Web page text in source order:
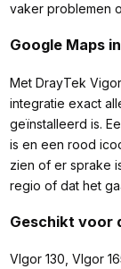
vaker problemen
Google Maps
Met DrayTek
integratie exact
geïnstalleerd is.
is en een rood
zien of er sprake
regio of dat het
Geschikt voor
VIgor 130, VIgor